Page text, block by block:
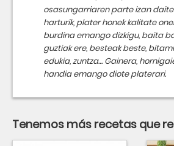
osasungarriaren parte izan
harturik, plater honek kalitate
burdina emango dizkigu, baita
guztiak ere, besteak beste,
edukia, zuntza… Gainera,
handia emango diote platerari.
Tenemos más recetas que